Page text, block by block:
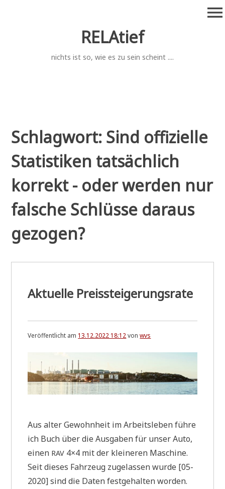
RELAtief
nichts ist so, wie es zu sein scheint ....
menu
Schlagwort: Sind offizielle
Statistiken tatsächlich
korrekt - oder werden nur
falsche Schlüsse daraus
gezogen?
Aktuelle Preissteigerungsrate
Veröffentlicht am 13.12.2022 18:12vonwvs
Aus alter Gewohn­heit im Arbeits­le­ben füh­re
ich Buch über die Aus­ga­ben für unser Auto,
einen RAV 4×4 mit der klei­ne­ren Maschi­ne.
Seit die­ses Fahr­zeug zuge­las­sen wur­de [05-
2020] sind die Daten fest­ge­hal­ten worden.